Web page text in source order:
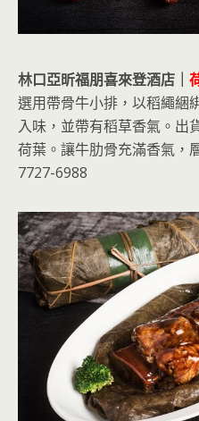
林口亞昕福朋喜來登酒店｜
選用帶骨牛小排，以稻繩綑
入味，並帶有稻草香氣。出
荷葉。讓牛肋骨充滿香氣，
7727-6988